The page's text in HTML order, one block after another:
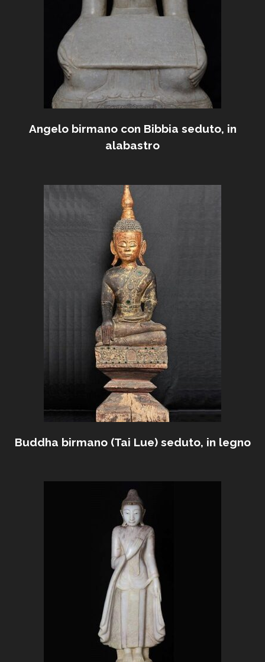
Angelo birmano con Bibbia seduto, in
alabastro
Buddha birmano (Tai Lue) seduto, in legno